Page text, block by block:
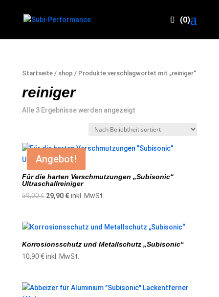
(0)
Startseite/ shop / Produkte verschlagwortet mit „reiniger“
reiniger
Alle 3 Ergebnisse werden angezeigtNach
sortiert
Angebot!
Für die harten Verschmutzungen „Subisonic“
Ultraschallreiniger
59,00€ Ursprünglicher
59,00 €
29,90 €Aktueller
29,90 €.
inkl. MwSt.
Korrosionsschutz und Metallschutz „Subisonic“
10,90 € inkl. MwSt.